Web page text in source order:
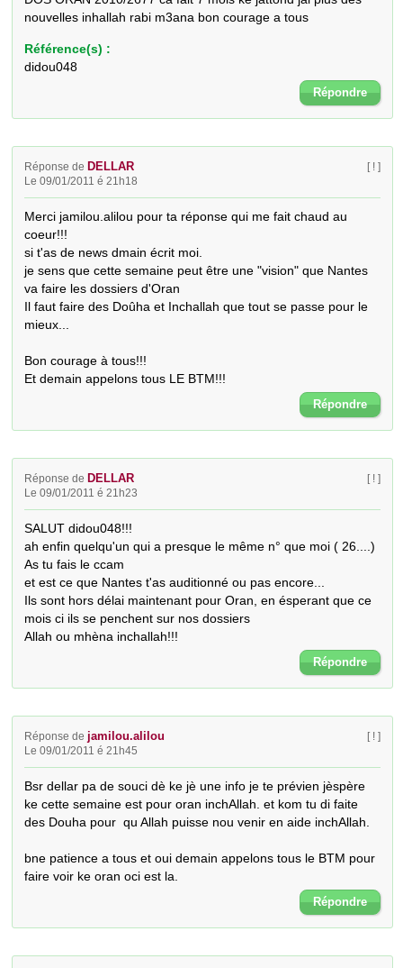
nouvelles inhallah rabi m3ana bon courage a tous
Référence(s) :
didou048
Répondre
Réponse de DELLAR
Le 09/01/2011 é 21h18
[ ! ]
Merci jamilou.alilou pour ta réponse qui me fait chaud au
coeur!!!
si t'as de news dmain écrit moi.
je sens que cette semaine peut être une "vision" que Nantes
va faire les dossiers d'Oran
Il faut faire des Doûha et Inchallah que tout se passe pour le
mieux...
Bon courage à tous!!!
Et demain appelons tous LE BTM!!!
Répondre
Réponse de DELLAR
Le 09/01/2011 é 21h23
[ ! ]
SALUT didou048!!!
ah enfin quelqu'un qui a presque le même n° que moi ( 26....)
As tu fais le ccam
et est ce que Nantes t'as auditionné ou pas encore...
Ils sont hors délai maintenant pour Oran, en ésperant que ce
mois ci ils se penchent sur nos dossiers
Allah ou mhèna inchallah!!!
Répondre
Réponse de jamilou.alilou
Le 09/01/2011 é 21h45
[ ! ]
Bsr dellar pa de souci dè ke jè une info je te prévien jèspère
ke cette semaine est pour oran inchAllah. et kom tu di faite
des Douha pour  qu Allah puisse nou venir en aide inchAllah.
bne patience a tous et oui demain appelons tous le BTM pour
faire voir ke oran oci est la.
Répondre